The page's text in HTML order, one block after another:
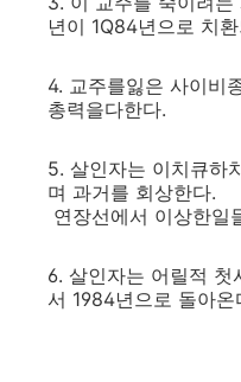
년이 1Q84년으로 치
4. 교주를잃은 사이비
총력을다한다.
5. 살인자는 이치큐하
며 과거를 회상한다.
연장선에서 이상한일
6. 살인자는 어릴적 첫
서 1984년으로 돌아온